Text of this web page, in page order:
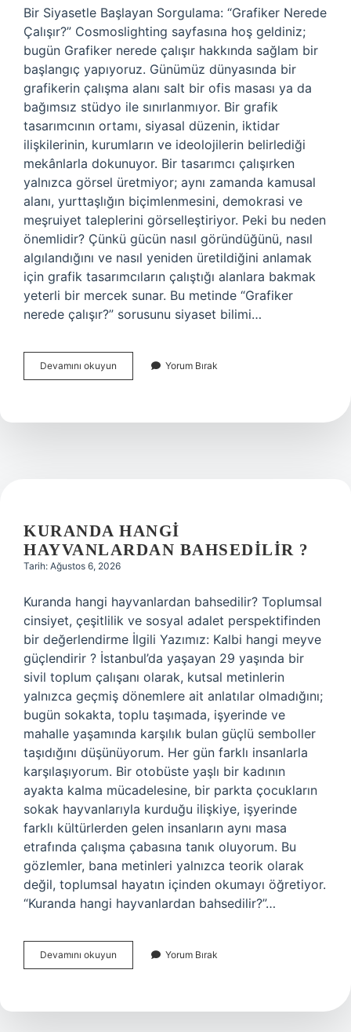
Bir Siyasetle Başlayan Sorgulama: “Grafiker Nerede
Çalışır?” Cosmoslighting sayfasına hoş geldiniz;
bugün Grafiker nerede çalışır hakkında sağlam bir
başlangıç yapıyoruz. Günümüz dünyasında bir
grafikerin çalışma alanı salt bir ofis masası ya da
bağımsız stüdyo ile sınırlanmıyor. Bir grafik
tasarımcının ortamı, siyasal düzenin, iktidar
ilişkilerinin, kurumların ve ideolojilerin belirlediği
mekânlarla dokunuyor. Bir tasarımcı çalışırken
yalnızca görsel üretmiyor; aynı zamanda kamusal
alanı, yurttaşlığın biçimlenmesini, demokrasi ve
meşruiyet taleplerini görselleştiriyor. Peki bu neden
önemlidir? Çünkü gücün nasıl göründüğünü, nasıl
algılandığını ve nasıl yeniden üretildiğini anlamak
için grafik tasarımcıların çalıştığı alanlara bakmak
yeterli bir mercek sunar. Bu metinde “Grafiker
nerede çalışır?” sorusunu siyaset bilimi…
Devamını okuyun
nerede
Yorum Bırak
KURANDA HANGI
HAYVANLARDAN BAHSEDILIR ?
Tarih: Ağustos 6, 2026
Kuranda hangi hayvanlardan bahsedilir? Toplumsal
cinsiyet, çeşitlilik ve sosyal adalet perspektifinden
bir değerlendirme İlgili Yazımız: Kalbi hangi meyve
güçlendirir ? İstanbul’da yaşayan 29 yaşında bir
sivil toplum çalışanı olarak, kutsal metinlerin
yalnızca geçmiş dönemlere ait anlatılar olmadığını;
bugün sokakta, toplu taşımada, işyerinde ve
mahalle yaşamında karşılık bulan güçlü semboller
taşıdığını düşünüyorum. Her gün farklı insanlarla
karşılaşıyorum. Bir otobüste yaşlı bir kadının
ayakta kalma mücadelesine, bir parkta çocukların
sokak hayvanlarıyla kurduğu ilişkiye, işyerinde
farklı kültürlerden gelen insanların aynı masa
etrafında çalışma çabasına tanık oluyorum. Bu
gözlemler, bana metinleri yalnızca teorik olarak
değil, toplumsal hayatın içinden okumayı öğretiyor.
“Kuranda hangi hayvanlardan bahsedilir?”…
Devamını okuyun Kuranda
hangi
?
Yorum Bırak